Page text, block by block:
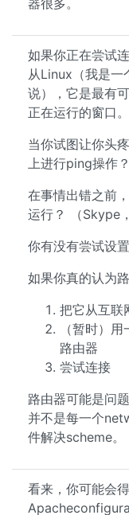
器很多。
如果你正在尝试
从Linux（我是
说），它是最有
正在运行的窗口。
当你试图让你头
上进行ping操作？
在事情出错之前
运行？ （Skype
你有没有尝试设
如果你真的认为
把它从互联
（暂时）
路由器
尝试连接
路由器可能是问
并不是每一个
件解决scheme。
看来，你可能会